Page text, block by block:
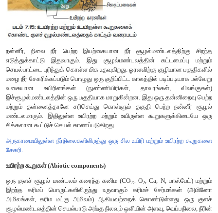
சிதைவுச் செயலைப் பாதிக்கும் காரணிகள்:
வெப்பநிலை, மண் ஈரப்பதம், மண் pH, ஆக்ஸிஜன் ஆகிய
காரணிகளாலும் சிதைவுக்கூளங்களின் வேதித்தன்மையினாலும்
பாதிக்கப்படுகிறது.
9. உயிரி புவி வேதிச்சுழற்சி (Biogeochemical
ஊட்டங்களின் சுழற்சி (Nutrient cycles)
உயிரினங்களுக்கும் அதன் சுற்றுச்சூழலுக்கும் இடையே
பரிமாற்றம் ஒரு சூழல்மண்டலத்தின் முக்கிய அம்சங்களில்
உயிரினங்களுக்கும் அவற்றின் வளர்ச்சி, உருவாக்கம்,
உயிர்கோளத்திற்குள்ளேயான ஊட்டங்களின் சுழற்சி உயிரி புவி
அழைக்கப்படுகிறது. பொருட்களின் சுழற்சி எனவும் இது
இதில் இரண்டு அடிப்படை வகைகள் உள்ளன.